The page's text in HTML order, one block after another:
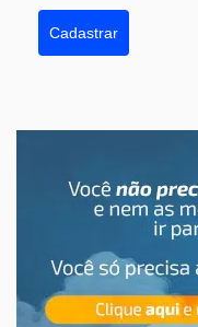
Cadastrar